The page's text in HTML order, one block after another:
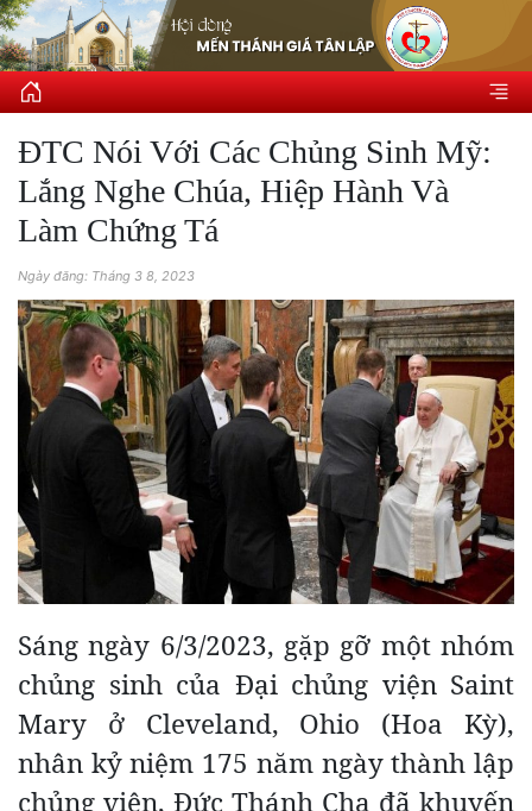
ĐTC Nói Với Các Chủng Sinh Mỹ:
Lắng Nghe Chúa, Hiệp Hành Và
Làm Chứng Tá
Ngày đăng: Tháng 3 8, 2023
Sáng ngày 6/3/2023, gặp gỡ một nhóm
chủng sinh của Đại chủng viện Saint
Mary ở Cleveland, Ohio (Hoa Kỳ),
nhân kỷ niệm 175 năm ngày thành lập
chủng viện, Đức Thánh Cha đã khuyến